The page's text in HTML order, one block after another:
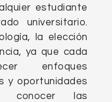
estudiante
universitario.
la elección
ya que cada
enfoques
y oportunidades
conocer las